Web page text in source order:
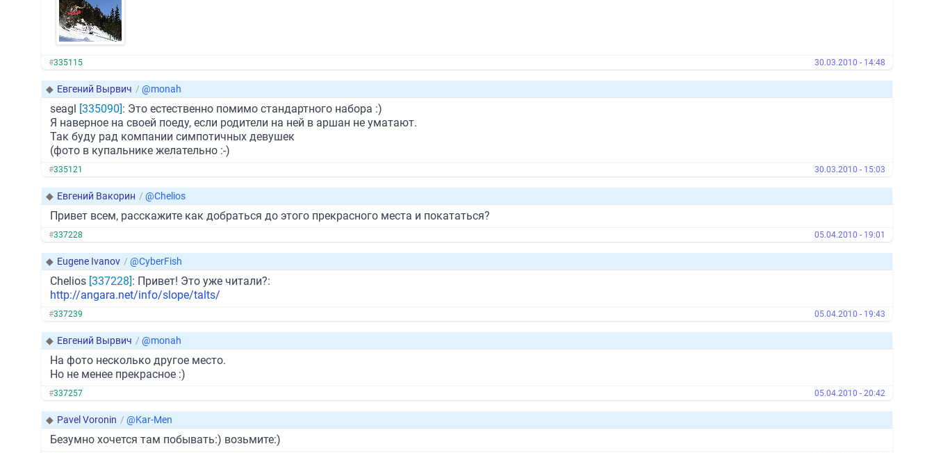
#335115 30.03.2010 - 14:48
◆ Евгений Вырвич / @monah
seagl [335090]: Это естественно помимо стандартного набора :)
Я наверное на своей поеду, если родители на ней в аршан не уматают.
Так буду рад компании симпотичных девушек
(фото в купальнике желательно :-)
#335121 30.03.2010 - 15:03
◆ Евгений Вакорин / @Chelios
Привет всем, расскажите как добраться до этого прекрасного места и покататься?
#337228 05.04.2010 - 19:01
◆ Eugene Ivanov / @CyberFish
Chelios [337228]: Привет! Это уже читали?:
http://angara.net/info/slope/talts/
#337239 05.04.2010 - 19:43
◆ Евгений Вырвич / @monah
На фото несколько другое место.
Но не менее прекрасное :)
#337257 05.04.2010 - 20:42
◆ Pavel Voronin / @Kar-Men
Безумно хочется там побывать:) возьмите:)